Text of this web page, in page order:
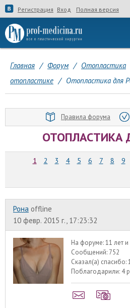
Регистрация Вход Полная версия
Главная / Форум / Отопластика
отопластике / Отопластика для
Правила форума
ОТОПЛАСТИКА
1 2 3 4 5 6 7 8 9
Рона offline
10 февр. 2015 г., 17:23:32
На форуме:11 лет
Сообщений: 752
Сказал(а) спасибо:
Поблагодарили: 4